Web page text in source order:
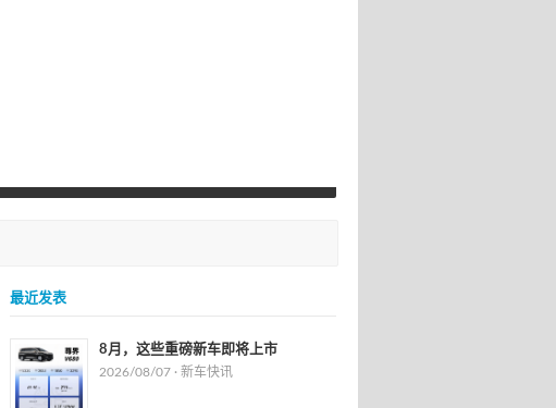
最近发表
8月，这些重磅新车即将上市
2026/08/07 · 新车快讯